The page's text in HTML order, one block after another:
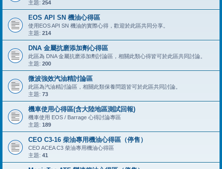
主題: 254
EOS API SN 機油心得區
使用EOS API SN 機油的實際心得，歡迎於此區共同分享。
主題: 214
DNA 金屬抗磨添加劑心得區
此區為 DNA 金屬抗磨添加劑討論區，相關此類心得皆可於此區共同討論。
主題: 200
微波強效汽油精討論區
此區為汽油精討論區，相關此類保養問題皆可於此區共同討論。
主題: 73
機車使用心得區(含大陸地區測試回報)
機車使用 EOS / Barrage 心得討論專區
主題: 189
CEO C3-16 柴油專用機油心得區（停售）
CEO ACEA C3 柴油專用機油心得區
主題: 41